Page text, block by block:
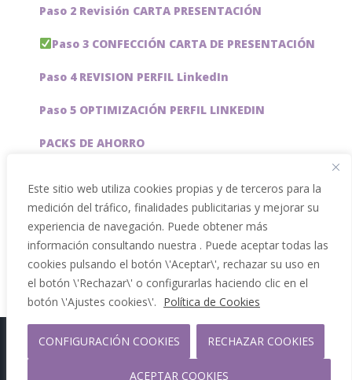
Este sitio web utiliza cookies propias y de terceros para la
medición del tráfico, finalidades publicitarias y mejorar su
experiencia de navegación. Puede obtener más
información consultando nuestra . Puede aceptar todas las
cookies pulsando el botón \'Aceptar\', rechazar su uso en
el botón \'Rechazar\' o configurarlas haciendo clic en el
botón \'Ajustes cookies\'. Política de Cookies
CONFIGURACIÓN COOKIES RECHAZAR COOKIES
ACEPTAR COOKIES
Paso 2 Revisión CARTA PRESENTACIÓN
Paso 3 CONFECCIÓN CARTA DE PRESENTACIÓN
Paso 4 REVISION PERFIL LinkedIn
Paso 5 OPTIMIZACIÓN PERFIL LINKEDIN
PACKS DE AHORRO
Servicios especiales
Copyright 2012 - 2026 |
Facebook
Phone